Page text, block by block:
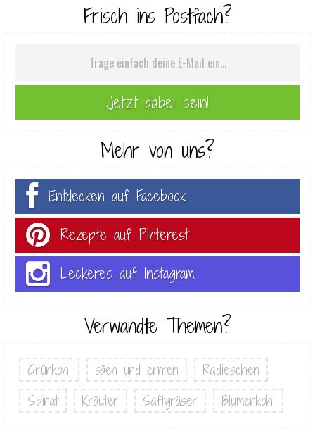
Frisch ins Postfach?
Mehr von uns?
Entdecken auf Facebook
Rezepte auf Pinterest
Leckeres auf Instagram
Verwandte Themen?
Grünkohl säen und ernten
Radieschen
Spinat
Kräuter Saftgräser Blumenkohl